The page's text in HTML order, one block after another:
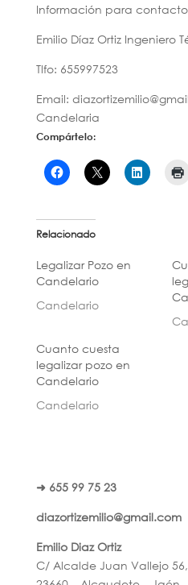
Información para
Emilio Díaz Ortiz Ingeniero
Tlfo: 655997523
Email:
Candelaria
Compártelo:
Relacionado
Legalizar Pozo en
Candelario
Candelario
Cuanto cuesta
legalizar pozo en
Candelario
Candelario
➜ 655 99 75 23
diazortizemilio@gmail.com
Emilio Diaz Ortiz
C/ Alcalde Juan Vallejo